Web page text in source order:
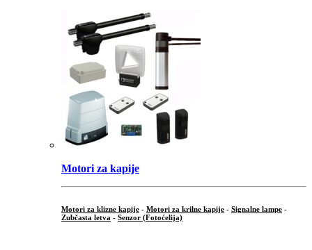
Motori za kapije
Motori za klizne kapije - Motori za krilne kapije - Signalne lampe -
Zubčasta letva - Senzor (Fotoćelija)